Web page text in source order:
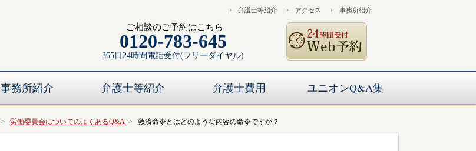
ご相談のご予約はこちら
0120-783-645
365日24時間電話受付(フリーダイヤル)
弁護士等紹介 アクセス 事務所紹介
事務所紹介 弁護士等紹介 弁護士費用 ユニオンQ&A集
労働委員会についてのよくあるQ&A 救済命令とはどのような内容の命令ですか？